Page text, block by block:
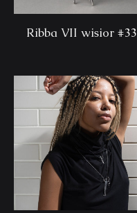
Ribba VII wisior #33